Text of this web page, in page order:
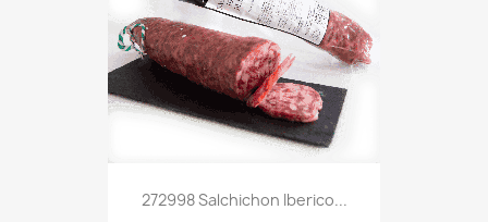
272998 Salchichon Iberico...